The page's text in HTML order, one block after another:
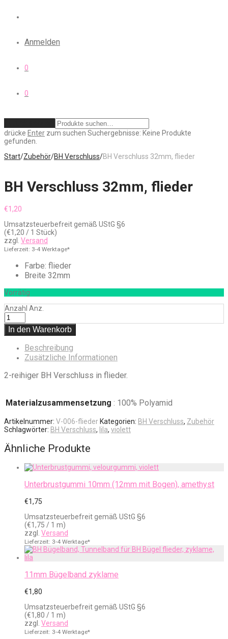
Anmelden
0
0
drücke Enter zum suchen Suchergebnisse: Keine Produkte
gefunden.
Start/Zubehör/BH Verschluss/BH Verschluss 32mm, flieder
BH Verschluss 32mm, flieder
€1,20
Umsatzsteuerbefreit gemäß UStG §6
(€1,20 / 1 Stück)
zzgl. Versand
Lieferzeit: 3-4 Werktage*
Farbe: flieder
Breite 32mm
Vorrätig
Anzahl Anz.
In den Warenkorb
Beschreibung
Zusätzliche Informationen
2-reihiger BH Verschluss in flieder.
Materialzusammensetzung : 100% Polyamid
Artikelnummer: V-006-fliederKategorien: BH Verschluss, Zubehör
Schlagwörter: BH Verschluss, lila, violett
Ähnliche Produkte
Unterbrustgummi 10mm (12mm mit Bogen), amethyst
€1,75
Umsatzsteuerbefreit gemäß UStG §6
(€1,75 / 1 m)
zzgl. Versand
Lieferzeit: 3-4 Werktage*
11mm Bügelband zyklame
€1,80
Umsatzsteuerbefreit gemäß UStG §6
(€1,80 / 1 m)
zzgl. Versand
Lieferzeit: 3-4 Werktage*